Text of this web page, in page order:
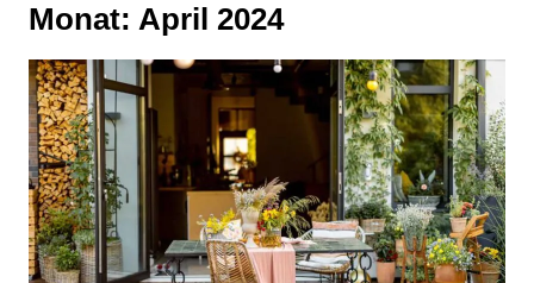
Monat: April 2024